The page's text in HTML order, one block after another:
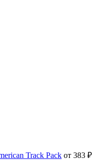
Track Pack от 383 ₽